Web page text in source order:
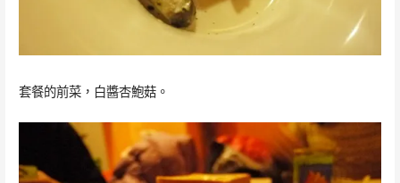
套餐的前菜，白醬杏鮑菇。